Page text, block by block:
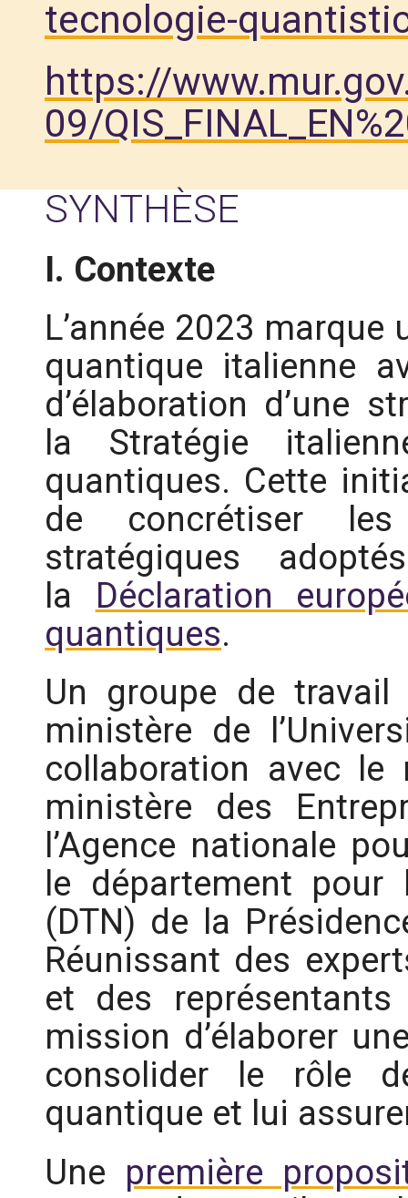
tecnologie-
https://
09/
SYNTHÈSE
I. Contexte
L’année 2023
quantique italienne
d’élaboration d’une
la Stratégie
quantiques. Cette
de concrétiser
stratégiques
la Déclaration
quantiques.
Un groupe de
ministère de
collaboration avec le
ministère des
l’Agence nationale
le département
(DTN) de la
Réunissant des
et des
mission d’élaborer
consolider le rôle
quantique et lui
Une première